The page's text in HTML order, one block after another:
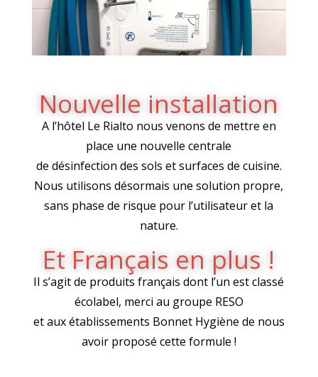
Nouvelle installation
A l’hôtel Le Rialto nous venons de mettre en
place une nouvelle centrale
de désinfection des sols et surfaces de cuisine.
Nous utilisons désormais une solution propre,
sans phase de risque pour l’utilisateur et la
nature.
Et Français en plus !
Il s’agit de produits français dont l’un est classé
écolabel, merci au groupe RESO
et aux établissements Bonnet Hygiène de nous
avoir proposé cette formule !